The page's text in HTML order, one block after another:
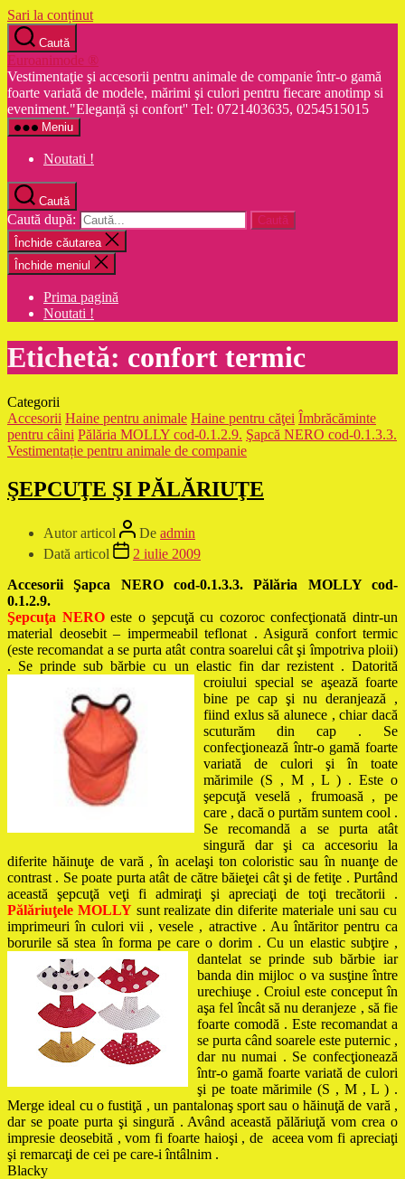
Sari la conținut
Caută
Euroanimode ®
Vestimentaţie şi accesorii pentru animale de companie într-o gamă
foarte variată de modele, mărimi şi culori pentru fiecare anotimp si
eveniment."Eleganță și confort'' Tel: 0721403635, 0254515015
Meniu
Noutati !
Caută
Caută după:
Închide căutarea
Închide meniul
Prima pagină
Noutati !
Etichetă: confort termic
Categorii
Accesorii Haine pentru animale Haine pentru căţei Îmbrăcăminte
pentru câini Pălăria MOLLY cod-0.1.2.9. Şapcă NERO cod-0.1.3.3.
Vestimentație pentru animale de companie
ŞEPCUŢE ŞI PĂLĂRIUŢE
Autor articol De admin
Dată articol
2 iulie 2009
Accesorii Şapca NERO cod-0.1.3.3. Pălăria MOLLY cod-
0.1.2.9.
Şepcuţa NEROeste o şepcuţă cu cozoroc confecţionată dintr-un
material deosebit – impermeabil teflonat . Asigură confort termic
(este recomandat a se purta atât contra soarelui cât şi împotriva ploii)
. Se prinde sub bărbie cu un elastic fin dar rezistent . Datorită
croiului special se aşează foarte
bine pe cap şi nu deranjează ,
fiind exlus să alunece , chiar dacă
scuturăm din cap . Se
confecţionează într-o gamă foarte
variată de culori şi în toate
mărimile (S , M , L ) . Este o
şepcuţă veselă , frumoasă , pe
care , dacă o purtăm suntem cool .
Se recomandă a se purta atât
singură dar şi ca accesoriu la
diferite hăinuţe de vară , în acelaşi ton coloristic sau în nuanţe de
contrast . Se poate purta atât de către băieţei cât şi de fetiţe . Purtând
această şepcuţă veţi fi admiraţi şi apreciaţi de toţi trecătorii .
Pălăriuţele MOLLYsunt realizate din diferite materiale uni sau cu
imprimeuri în culori vii , vesele , atractive . Au întăritor pentru ca
borurile să stea în forma pe care o dorim . Cu un elastic subţire ,
dantelat se prinde sub bărbie iar
banda din mijloc o va susţine între
urechiuşe . Croiul este conceput în
aşa fel încât să nu deranjeze , să fie
foarte comodă . Este recomandat a
se purta când soarele este puternic ,
dar nu numai . Se confecţionează
într-o gamă foarte variată de culori
şi pe toate mărimile (S , M , L ) .
Merge ideal cu o fustiţă , un pantalonaş sport sau o hăinuţă de vară ,
dar se poate purta şi singură . Având această pălăriuţă vom crea o
impresie deosebită , vom fi foarte haioşi , de aceea vom fi apreciaţi
şi remarcaţi de cei pe care-i întâlnim .
Blacky